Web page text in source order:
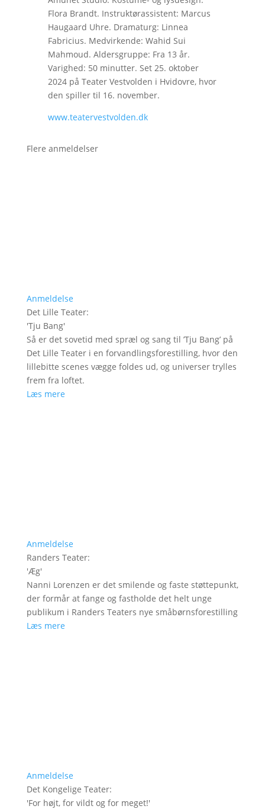
Flora Brandt. Instruktørassistent: Marcus
Haugaard Uhre. Dramaturg: Linnea
Fabricius. Medvirkende: Wahid Sui
Mahmoud. Aldersgruppe: Fra 13 år.
Varighed: 50 minutter. Set 25. oktober
2024 på Teater Vestvolden i Hvidovre, hvor
den spiller til 16. november.
www.teatervestvolden.dk
Flere anmeldelser
Anmeldelse
Det Lille Teater:
'Tju Bang'
Så er det sovetid med spræl og sang til ’Tju Bang’ på
Det Lille Teater i en forvandlingsforestilling, hvor den
lillebitte scenes vægge foldes ud, og universer trylles
frem fra loftet.
Læs mere
Anmeldelse
Randers Teater:
'Æg'
Nanni Lorenzen er det smilende og faste støttepunkt,
der formår at fange og fastholde det helt unge
publikum i Randers Teaters nye småbørnsforestilling
Læs mere
Anmeldelse
Det Kongelige Teater:
'For højt, for vildt og for meget!'